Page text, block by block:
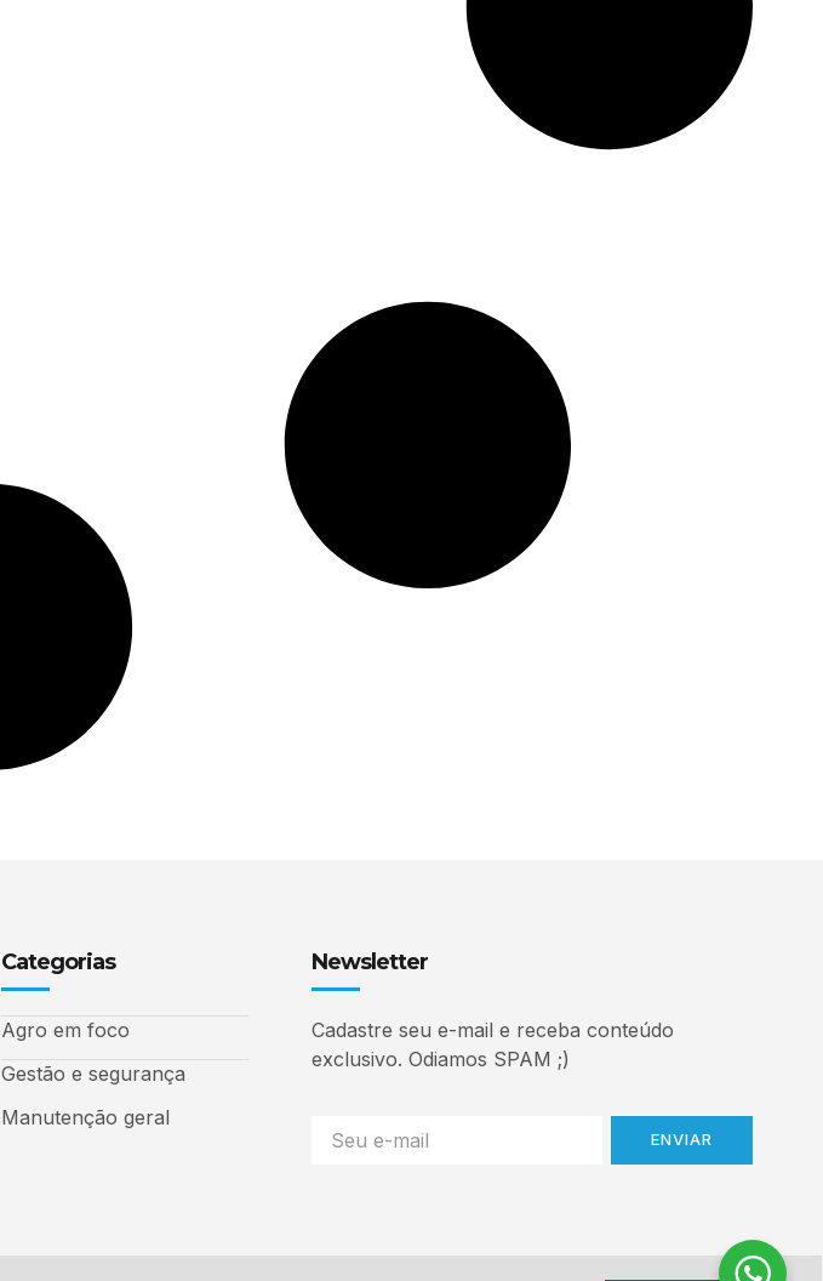
Categorias
Agro em foco
Gestão e segurança
Manutenção geral
Newsletter
Cadastre seu e-mail e receba conteúdo
exclusivo. Odiamos SPAM ;)
ENVIAR